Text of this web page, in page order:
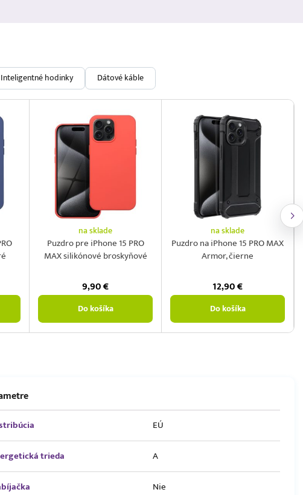
Inteligentné hodinky Dátové káble
na sklade
Puzdro pre iPhone 15 PRO
MAX silikónové broskyňové
9,90€
Do košíka
na sklade
Puzdro na iPhone 15 PRO MAX
Armor, čierne
12,90€
Do košíka
EÚ
trieda A
Nie